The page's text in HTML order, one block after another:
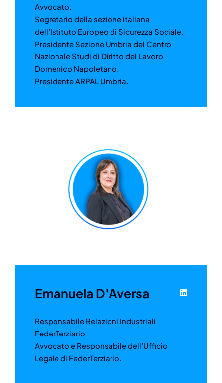
Avvocato.
Segretario della sezione italiana
dell’Istituto Europeo di Sicurezza Sociale.
Presidente Sezione Umbria del Centro
Nazionale Studi di Diritto del Lavoro
Domenico Napoletano.
Presidente ARPAL Umbria.
Emanuela D'Aversa
Responsabile Relazioni Industriali
FederTerziario
Avvocato e Responsabile dell’Ufficio
Legale di FederTerziario.